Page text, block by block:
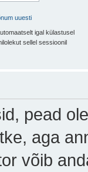
uuesti
igal külastusel
sellel sessioonil
pead
aga
võib